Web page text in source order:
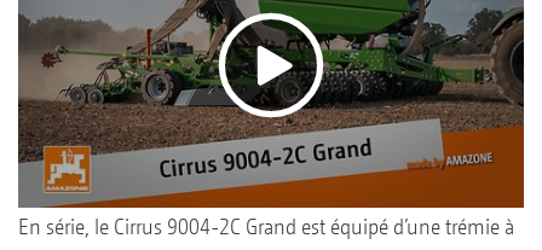
En série, le Cirrus 9004-2C Grand est équipé d’une trémie à